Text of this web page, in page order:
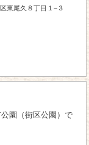
東尾久８丁目１−３
園（街区公園）で